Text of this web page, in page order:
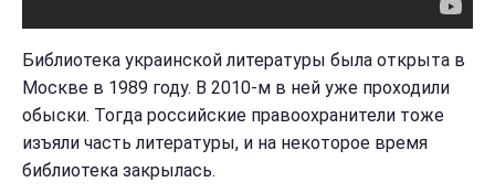
Библиотека украинской литературы была открыта в
Москве в 1989 году. В 2010-м в ней уже проходили
обыски. Тогда российские правоохранители тоже
изъяли часть литературы, и на некоторое время
библиотека закрылась.